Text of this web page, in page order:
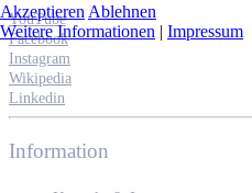
YouTube
Facebook
Instagram
Wikipedia
Linkedin
Information
Akzeptieren Ablehnen
Weitere Informationen | Impressum